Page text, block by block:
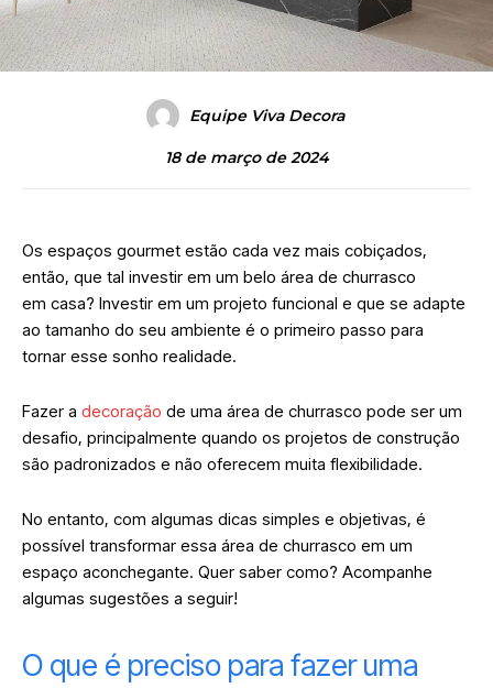
Equipe Viva Decora
18 de março de 2024
Os espaços gourmet estão cada vez mais cobiçados,
então, que tal investir em um belo área de churrasco
em casa? Investir em um projeto funcional e que se adapte
ao tamanho do seu ambiente é o primeiro passo para
tornar esse sonho realidade.
Fazer a decoração de uma área de churrasco pode ser um
desafio, principalmente quando os projetos de construção
são padronizados e não oferecem muita flexibilidade.
No entanto, com algumas dicas simples e objetivas, é
possível transformar essa área de churrasco em um
espaço aconchegante. Quer saber como? Acompanhe
algumas sugestões a seguir!
O que é preciso para fazer uma